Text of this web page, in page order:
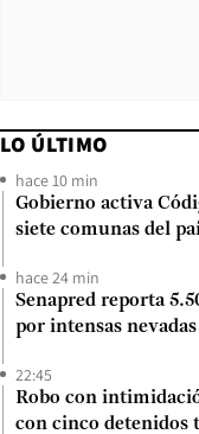
LO ÚLTIMO
hace 10 min
Gobierno activa
siete comunas del
hace 24 min
Senapred reporta
por intensas nevadas
22:45
Robo con
con cinco detenidos